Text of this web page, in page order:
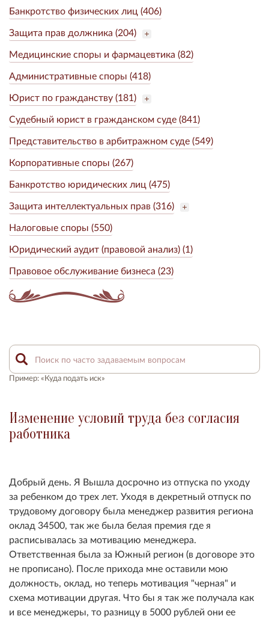
Банкротство физических лиц (406)
Защита прав должника (204)
Медицинские споры и фармацевтика (82)
Административные споры (418)
Юрист по гражданству (181)
Судебный юрист в гражданском суде (841)
Представительство в арбитражном суде (549)
Корпоративные споры (267)
Банкротство юридических лиц (475)
Защита интеллектуальных прав (316)
Налоговые споры (550)
Юридический аудит (правовой анализ) (1)
Правовое обслуживание бизнеса (23)
Пример: «Куда подать иск»
Изменение условий труда без согласия
работника
Добрый день. Я Вышла досрочно из отпуска по уходу
за ребенком до трех лет. Уходя в декретный отпуск по
трудовому договору была менеджер развития региона
оклад 34500, так же была белая премия где я
расписывалась за мотивацию менеджера.
Ответственная была за Южный регион (в договоре это
не прописано). После прихода мне оставили мою
должность, оклад, но теперь мотивация "черная" и
схема мотивации другая. Что бы я так же получала как
и все менеджеры, то разницу в 5000 рублей они ее